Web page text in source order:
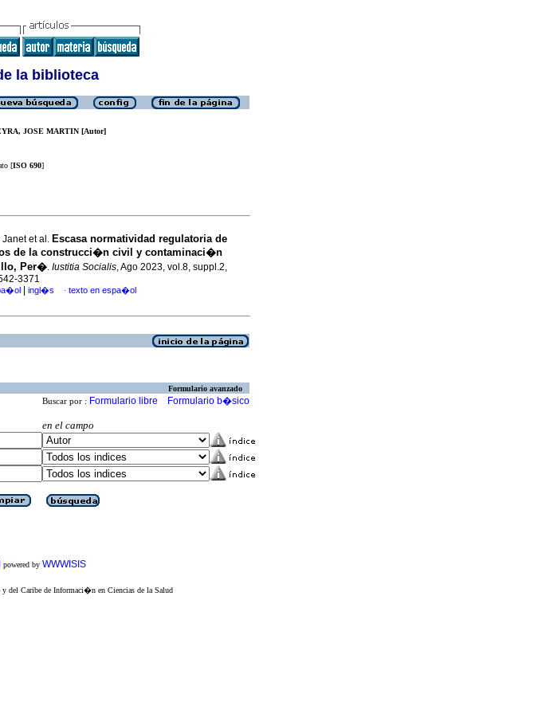
la biblioteca
JOSE MARTIN [Autor]
[ISO 690]
et al. Escasa normatividad regulatoria de
de la construcci�n civil y contaminaci�n
Per�. Iustitia Socialis, Ago 2023, vol.8, suppl.2,
3371
ingl�s · texto en espa�ol
Formulario avanzado
Buscar por : Formulario libre Formulario b�sico
en el campo
powered by WWWISIS
del Caribe de Informaci�n en Ciencias de la Salud